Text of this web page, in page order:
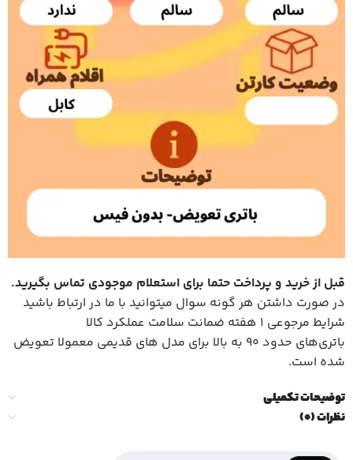
قبل از خرید و پرداخت حتما برای استعلام موجودی تماس بگیرید.
در صورت داشتن هر گونه سوال میتوانید با ما در ارتباط باشید
شرایط مرجوعی 1 هفته ضمانت سلامت عملکرد کالا
باتری‌های حدود ۹۰ به بالا برای مدل های قدیمی معمولا تعویض
شده است.
توضیحات تکمیلی
نظرات (0)